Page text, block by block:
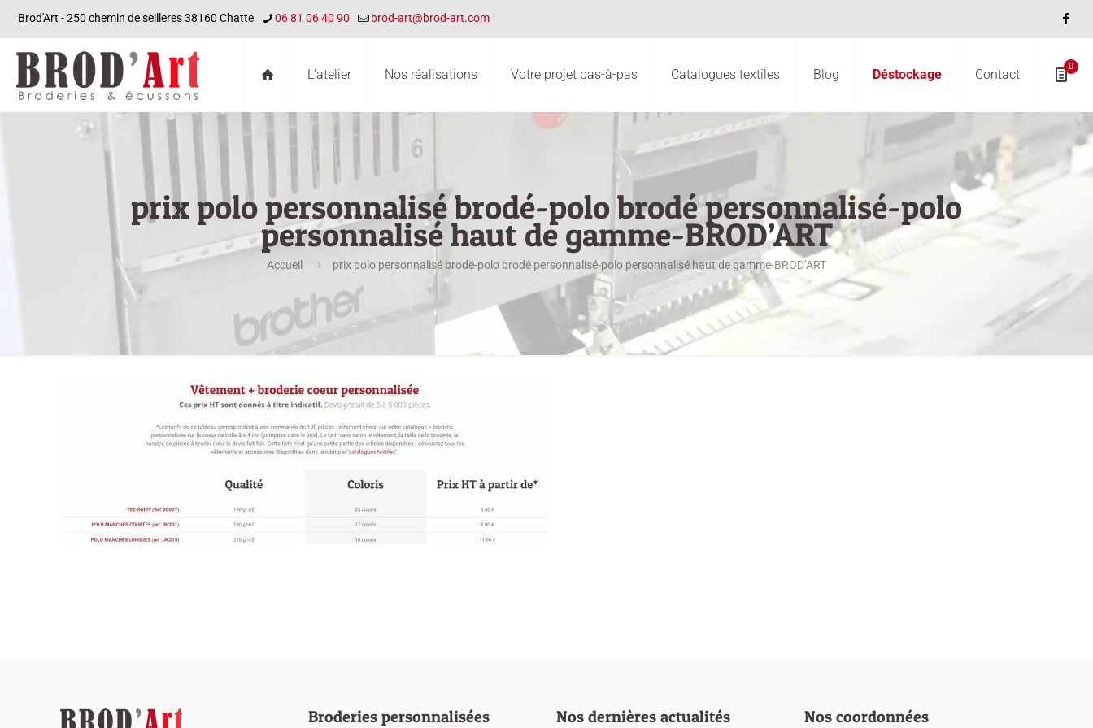
Brod'Art - 250 chemin de seilleres 38160 Chatte 06 81 06 40 90 brod-art@brod-art.com
L’atelier Nos réalisations Votre projet pas-à-pas Catalogues textiles Blog Déstockage Contact
0
prix polo personnalisé brodé-polo brodé personnalisé-polo
personnalisé haut de gamme-BROD’ART
Accueil prix polo personnalisé brodé-polo brodé personnalisé-polo personnalisé haut de gamme-BROD’ART
Broderies personnalisées Nos dernières actualités Nos coordonnées